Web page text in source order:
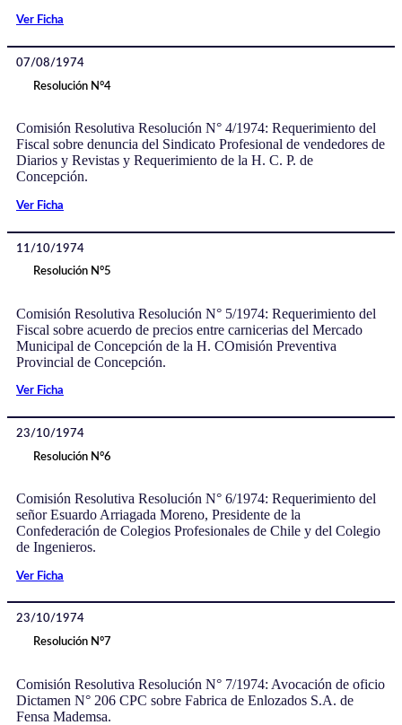
Ver Ficha
07/08/1974
Resolución N°4
Comisión Resolutiva Resolución N° 4/1974: Requerimiento del
Fiscal sobre denuncia del Sindicato Profesional de vendedores de
Diarios y Revistas y Requerimiento de la H. C. P. de
Concepción.
Ver Ficha
11/10/1974
Resolución N°5
Comisión Resolutiva Resolución N° 5/1974: Requerimiento del
Fiscal sobre acuerdo de precios entre carnicerias del Mercado
Municipal de Concepción de la H. COmisión Preventiva
Provincial de Concepción.
Ver Ficha
23/10/1974
Resolución N°6
Comisión Resolutiva Resolución N° 6/1974: Requerimiento del
señor Esuardo Arriagada Moreno, Presidente de la
Confederación de Colegios Profesionales de Chile y del Colegio
de Ingenieros.
Ver Ficha
23/10/1974
Resolución N°7
Comisión Resolutiva Resolución N° 7/1974: Avocación de oficio
Dictamen N° 206 CPC sobre Fabrica de Enlozados S.A. de
Fensa Mademsa.